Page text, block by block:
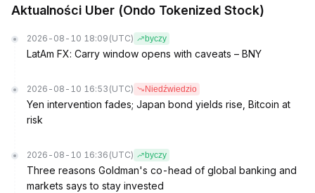
Aktualności Uber (Ondo Tokenized Stock)
2026-08-10 18:09 (UTC) byczy
LatAm FX: Carry window opens with caveats – BNY
2026-08-10 16:53 (UTC) Niedźwiedzio
Yen intervention fades; Japan bond yields rise, Bitcoin at
risk
2026-08-10 16:36 (UTC) byczy
Three reasons Goldman's co-head of global banking and
markets says to stay invested